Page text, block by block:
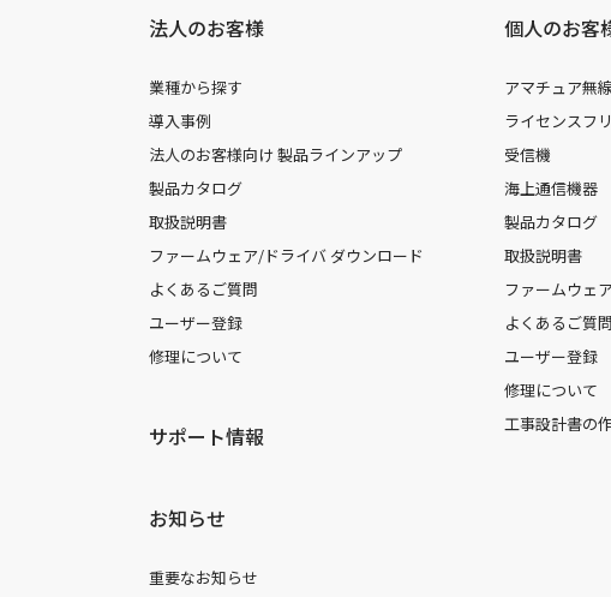
法人のお客様
業種から探す
導入事例
法人のお客様向け 製品ラインアップ
製品カタログ
取扱説明書
ファームウェア/ドライバ ダウンロード
よくあるご質問
ユーザー登録
修理について
サポート情報
お知らせ
重要なお知らせ
個人のお客
アマチュア無
ライセンスフ
受信機
海上通信機器
製品カタログ
取扱説明書
ファームウェ
よくあるご質問
ユーザー登録
修理について
工事設計書の